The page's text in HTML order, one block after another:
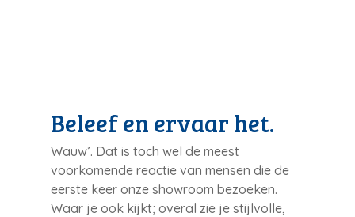
Beleef en ervaar het.
Wauw’. Dat is toch wel de meest
voorkomende reactie van mensen die de
eerste keer onze showroom bezoeken.
Waar je ook kijkt; overal zie je stijlvolle,